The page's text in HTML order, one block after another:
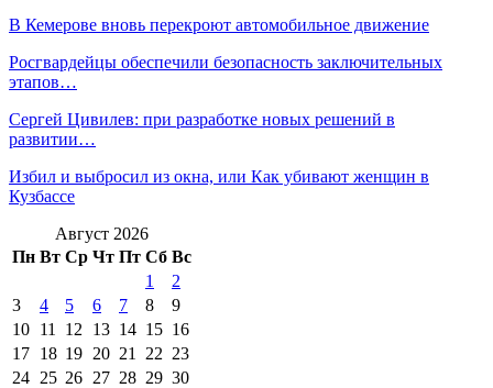
В Кемерове вновь перекроют автомобильное движение
Росгвардейцы обеспечили безопасность заключительных
этапов…
Сергей Цивилев: при разработке новых решений в
развитии…
Избил и выбросил из окна, или Как убивают женщин в
Кузбассе
Август 2026
Пн Вт Ср Чт Пт Сб Вс
1
2
3
4 5 6 7 8
9
10 11 12 13 14 15 16
17 18 19 20 21 22 23
24 25 26 27 28 29 30